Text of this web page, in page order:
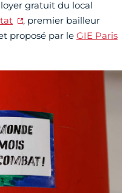
gratuit du local
, premier bailleur
proposé par le GIE Paris